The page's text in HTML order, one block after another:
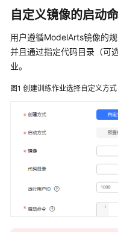
费
说
明
入
数
备
型
自定义镜像的启动
用户遵循ModelArts镜像的
并且通过指定代码目录（可
业。
图1 创建训练作业选择自定义方式